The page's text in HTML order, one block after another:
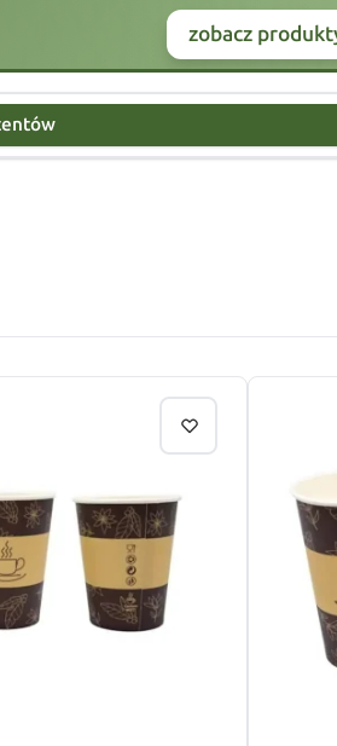
zobacz